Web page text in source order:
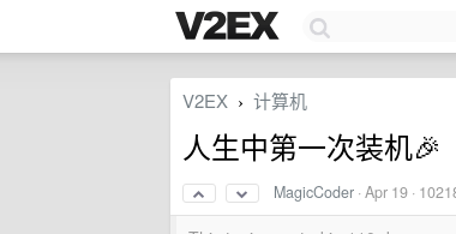
V2EX › 计算机
人生中第一次装机🎉
MagicCoder ·Apr 19 ·